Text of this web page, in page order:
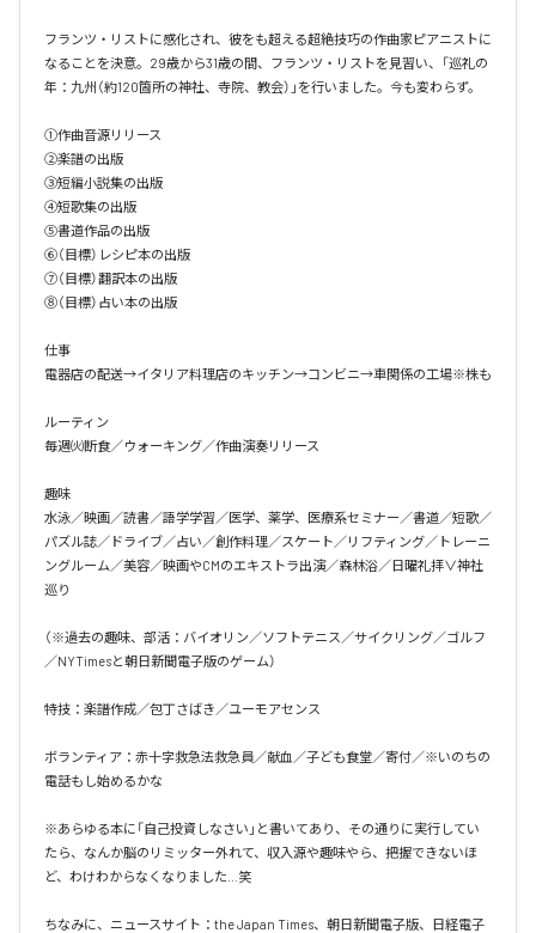
フランツ・リストに感化され、彼をも超える超絶技巧の作曲家ピアニストに
なることを決意。29歳から31歳の間、フランツ・リストを見習い、「巡礼の
年：九州（約120箇所の神社、寺院、教会）」を行いました。今も変わらず。
①作曲音源リリース
②楽譜の出版
③短編小説集の出版
④短歌集の出版
⑤書道作品の出版
⑥（目標）レシピ本の出版
⑦（目標）翻訳本の出版
⑧（目標）占い本の出版
仕事
電器店の配送→イタリア料理店のキッチン→コンビニ→車関係の工場※株も
ルーティン
毎週㈫断食／ウォーキング／作曲演奏リリース
趣味
水泳／映画／読書／語学学習／医学、薬学、医療系セミナー／書道／短歌／
パズル誌／ドライブ／占い／創作料理／スケート／リフティング／トレーニ
ングルーム／美容／映画やCMのエキストラ出演／森林浴／日曜礼拝∨神社
巡り
（※過去の趣味、部活：バイオリン／ソフトテニス／サイクリング／ゴルフ
／NYTimesと朝日新聞電子版のゲーム）
特技：楽譜作成／包丁さばき／ユーモアセンス
ボランティア：赤十字救急法救急員／献血／子ども食堂／寄付／※いのちの
電話もし始めるかな
※あらゆる本に「自己投資しなさい」と書いてあり、その通りに実行してい
たら、なんか脳のリミッター外れて、収入源や趣味やら、把握できないほ
ど、わけわからなくなりました…笑
ちなみに、ニュースサイト：the Japan Times、朝日新聞電子版、日経電子